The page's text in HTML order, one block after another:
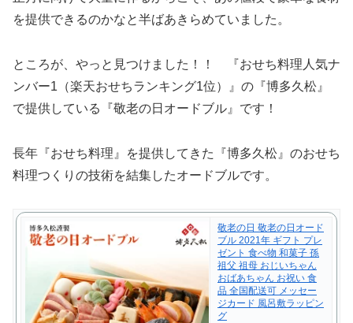
を提供できるのかなと半ばあきらめていました。
ところが、やっと見つけました！！ 『おせち料理人気ナ
ンバー1（楽天おせちランキング1位）』の『博多久松』
で提供している『敬老の日オードブル』です！
長年『おせち料理』を提供してきた『博多久松』のおせち
料理つくりの技術を結集したオードブルです。
敬老の日 敬老の日オード
ブル 2021年 ギフト プレ
ゼント 食べ物 和菓子 孫
祖父 祖母 おじいちゃん
おばあちゃん お祝い 食
品 全国配送可 メッセー
ジカード 風呂敷ラッピン
グ